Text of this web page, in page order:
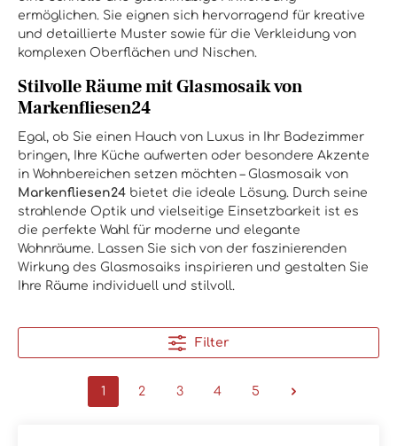
ermöglichen. Sie eignen sich hervorragend für kreative
und detaillierte Muster sowie für die Verkleidung von
komplexen Oberflächen und Nischen.
Stilvolle Räume mit Glasmosaik von
Markenfliesen24
Egal, ob Sie einen Hauch von Luxus in Ihr Badezimmer
bringen, Ihre Küche aufwerten oder besondere Akzente
in Wohnbereichen setzen möchten – Glasmosaik von
Markenfliesen24 bietet die ideale Lösung. Durch seine
strahlende Optik und vielseitige Einsetzbarkeit ist es
die perfekte Wahl für moderne und elegante
Wohnräume. Lassen Sie sich von der faszinierenden
Wirkung des Glasmosaiks inspirieren und gestalten Sie
Ihre Räume individuell und stilvoll.
Filter
1 2 3 4 5